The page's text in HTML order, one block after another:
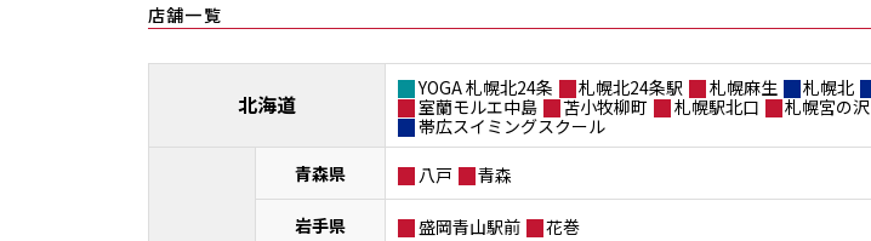
店舗一覧
北海道
YOGA 札幌北24条 札幌北24条駅 札幌麻生 札幌北
室蘭モルエ中島
苫小牧柳町 札幌駅北口 札幌宮の沢
帯広スイミングスクール
青森県 八戸 青森
岩手県 盛岡青山駅前 花巻